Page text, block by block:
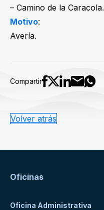
– Camino de la Caracola.
Motivo:
Avería.
Compartir
Volver atrás
Oficinas
Oficina Administrativa